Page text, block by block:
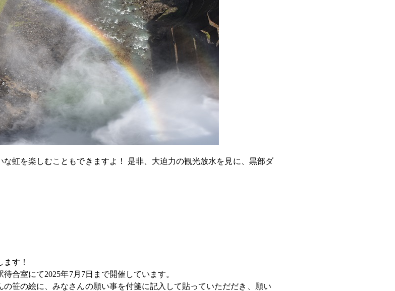
虹を楽しむこともできますよ！
是非、大迫力の観光放水を見に、黒部ダ
す！
合室にて2025年7月7日まで開催しています。
笹の絵に、みなさんの願い事を付箋に記入して貼っていただだき、願い